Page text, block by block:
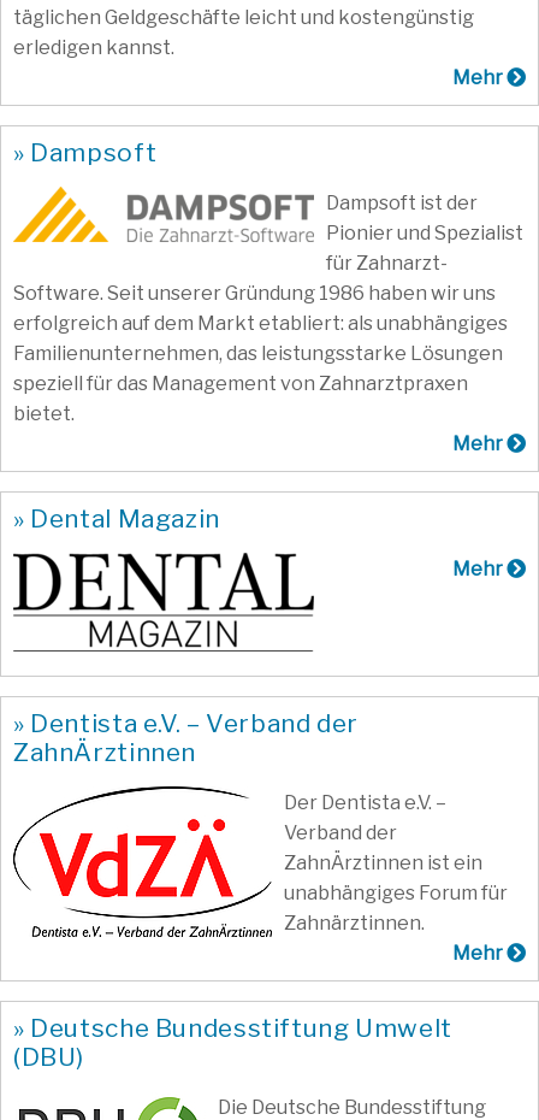
täglichen Geldgeschäfte leicht und kostengünstig
erledigen kannst.
Mehr
» Dampsoft
Dampsoft ist der
Pionier und Spezialist
für Zahnarzt-
Software. Seit unserer Gründung 1986 haben wir uns
erfolgreich auf dem Markt etabliert: als unabhängiges
Familienunternehmen, das leistungsstarke Lösungen
speziell für das Management von Zahnarztpraxen
bietet.
Mehr
» Dental Magazin
Mehr
» Dentista e.V. – Verband der
ZahnÄrztinnen
Der Dentista e.V. –
Verband der
ZahnÄrztinnen ist ein
unabhängiges Forum für
Zahnärztinnen.
Mehr
» Deutsche Bundesstiftung Umwelt
(DBU)
Die Deutsche Bundesstiftung